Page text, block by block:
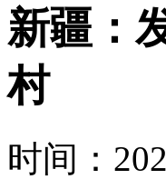
新疆：
村
时间：